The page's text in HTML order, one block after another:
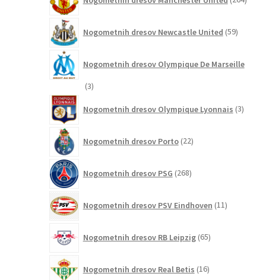
Nogometnih dresov Newcastle United 59izdelkov
Nogometnih dresov Olympique De Marseille
33
Nogometnih dresov Olympique Lyonnais 3izdelki
Nogometnih dresov Porto 22izdelkov
Nogometnih dresov PSG 268izdelkov
Nogometnih dresov PSV Eindhoven 11izdelkov
Nogometnih dresov RB Leipzig 65izdelkov
Nogometnih dresov Real Betis 16izdelkov